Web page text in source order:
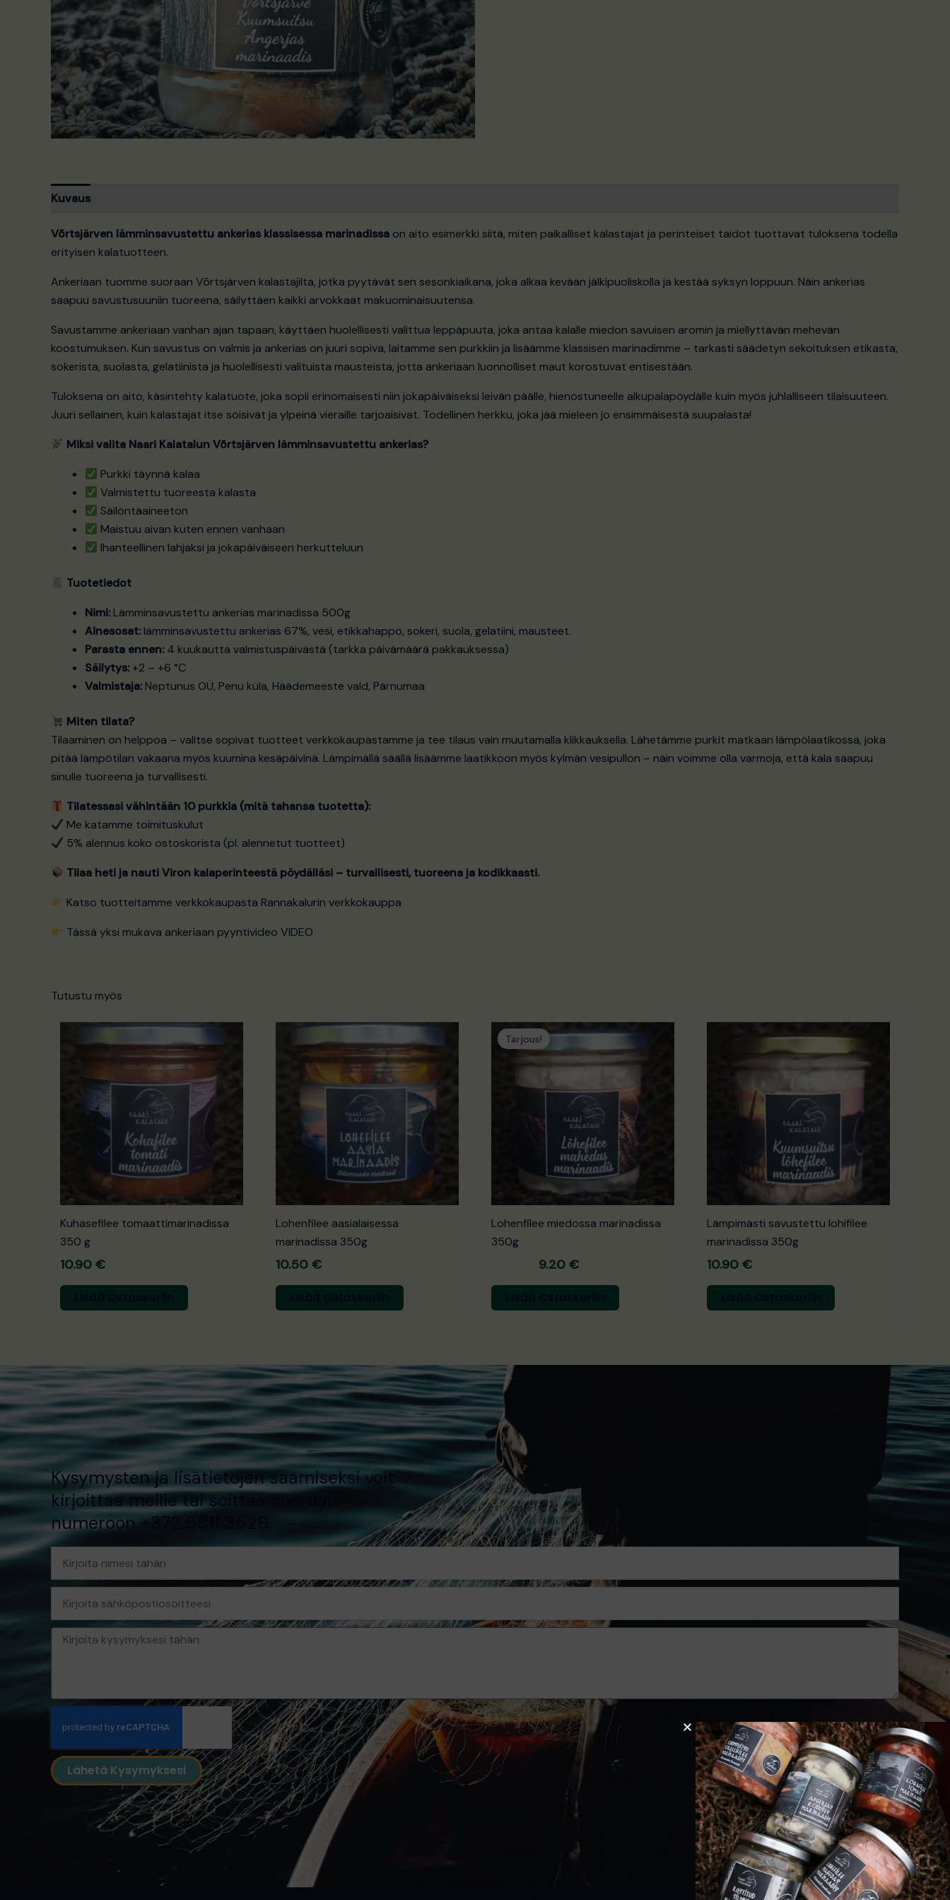
Kuvaus
Võrtsjärven lämminsavustettu ankerias klassisessa marinadissa on aito esimerkki siitä, miten paikalliset kalastajat ja perinteiset taidot tuottavat tuloksena todella
erityisen kalatuotteen.
Ankeriaan tuomme suoraan Võrtsjärven kalastajilta, jotka pyytävät sen sesonkiaikana, joka alkaa kevään jälkipuoliskolla ja kestää syksyn loppuun. Näin ankerias
saapuu savustusuuniin tuoreena, säilyttäen kaikki arvokkaat makuominaisuutensa.
Savustamme ankeriaan vanhan ajan tapaan, käyttäen huolellisesti valittua leppäpuuta, joka antaa kalalle miedon savuisen aromin ja miellyttävän mehevän
koostumuksen. Kun savustus on valmis ja ankerias on juuri sopiva, laitamme sen purkkiin ja lisäämme klassisen marinadimme – tarkasti säädetyn sekoituksen etikasta,
sokerista, suolasta, gelatiinista ja huolellisesti valituista mausteista, jotta ankeriaan luonnolliset maut korostuvat entisestään.
Tuloksena on aito, käsintehty kalatuote, joka sopii erinomaisesti niin jokapäiväiseksi leivän päälle, hienostuneelle alkupalapöydälle kuin myös juhlalliseen tilaisuuteen.
Juuri sellainen, kuin kalastajat itse söisivät ja ylpeinä vieraille tarjoaisivat. Todellinen herkku, joka jää mieleen jo ensimmäisestä suupalasta!
Miksi valita Naari Kalatalun Võrtsjärven lämminsavustettu ankerias?
Purkki täynnä kalaa
Valmistettu tuoreesta kalasta
Säilöntäaineeton
Maistuu aivan kuten ennen vanhaan
Ihanteellinen lahjaksi ja jokapäiväiseen herkutteluun
Tuotetiedot
Nimi: Lämminsavustettu ankerias marinadissa 500g
Ainesosat: lämminsavustettu ankerias 67%, vesi, etikkahappo, sokeri, suola, gelatiini, mausteet.
Parasta ennen: 4 kuukautta valmistuspäivästä (tarkka päivämäärä pakkauksessa)
Säilytys:+2 – +6 °C
Valmistaja: Neptunus OÜ, Penu küla, Häädemeeste vald, Pärnumaa
Miten tilata?
Tilaaminen on helppoa – valitse sopivat tuotteet verkkokaupastamme ja tee tilaus vain muutamalla klikkauksella. Lähetämme purkit matkaan lämpölaatikossa, joka
pitää lämpötilan vakaana myös kuumina kesäpäivinä. Lämpimällä säällä lisäämme laatikkoon myös kylmän vesipullon – näin voimme olla varmoja, että kala saapuu
sinulle tuoreena ja turvallisesti.
Tilatessasi vähintään 10 purkkia (mitä tahansa tuotetta):
Me katamme toimituskulut
5% alennus koko ostoskorista (pl. alennetut tuotteet)
Tilaa heti ja nauti Viron kalaperinteestä pöydälläsi – turvallisesti, tuoreena ja kodikkaasti.
Katso tuotteitamme verkkokaupasta Rannakalurin verkkokauppa
Tässä yksi mukava ankeriaan pyyntivideoVIDEO
Tutustu myös
Kuhasefilee tomaattimarinadissa
350 g
10.90 €
Lohenfilee aasialaisessa
marinadissa 350g
10.50 €
Tarjous!
Lohenfilee miedossa marinadissa
350g
Alkuperäinen
hinta
oli:
10.50 €.
9.20 €
Nykyinen
hinta:
9.20 €.
Lämpimästi savustettu lohifilee
marinadissa 350g
10.90 €
Kysymysten ja lisätietojen saamiseksi voit
kirjoittaa meille tai soittaa suoraan
numeroon +372 5811 3529.
Viesti
Lähetä Kysymyksesi